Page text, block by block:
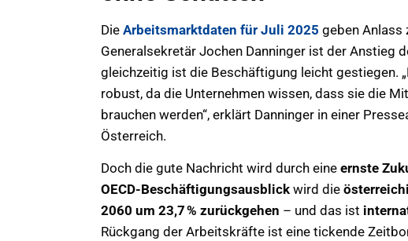
Die Arbeitsmarktdaten für Juli 2025 geben Anlass
Generalsekretär Jochen Danninger ist der Anstieg
gleichzeitig ist die Beschäftigung leicht gestiegen.
robust, da die Unternehmen wissen, dass sie die
brauchen werden“, erklärt Danninger in einer
Österreich.
Doch die gute Nachricht wird durch eine ernste
OECD-Beschäftigungsausblick wird die
2060 um 23,7 % zurückgehen – und das ist
Rückgang der Arbeitskräfte ist eine tickende